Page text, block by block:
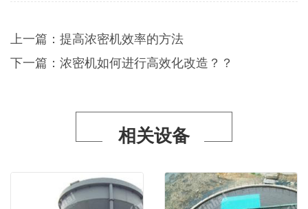
上一篇： 提高浓密机效率的方法
下一篇： 浓密机如何进行高效化改造？？
相关设备